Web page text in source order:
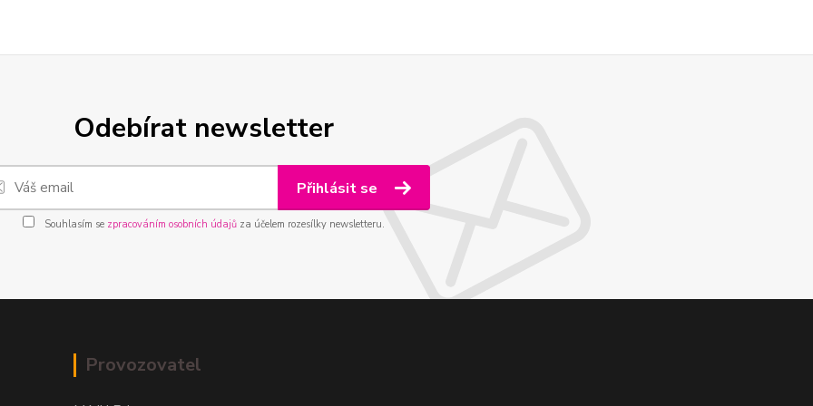
Odebírat newsletter
Přihlásit se
Souhlasím se zpracováním osobních údajůza účelem rozesílky newsletteru.
Provozovatel